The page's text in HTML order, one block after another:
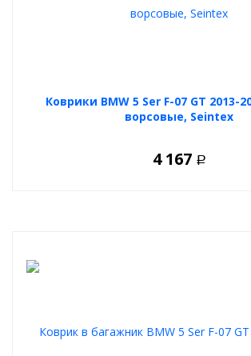
Коврики BMW 5 Ser F-07 GT 2013-
ворсовые, Seintex
4 167 Р